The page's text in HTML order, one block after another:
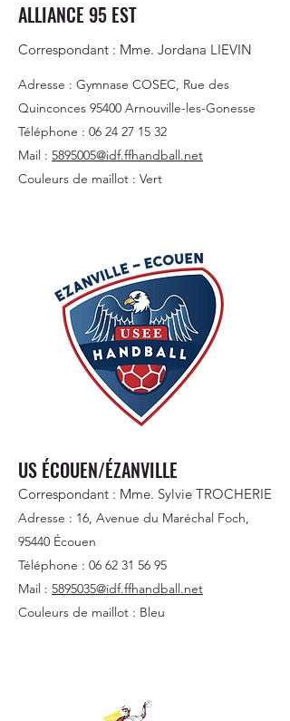
ALLIANCE 95 EST
Correspondant : Mme. Jordana LIEVIN
Adresse : Gymnase COSEC, Rue des
Quinconces 95400 Arnouville-les-Gonesse
Téléphone : 06 24 27 15 32
Mail : 5895005@idf.ffhandball.net
Couleurs de maillot : Vert
US ÉCOUEN/ÉZANVILLE
Correspondant : Mme. Sylvie TROCHERIE
Adresse : 16, Avenue du Maréchal Foch,
95440 Écouen
Téléphone : 06 62 31 56 95
Mail : 5895035@idf.ffhandball.net
Couleurs de maillot : Bleu